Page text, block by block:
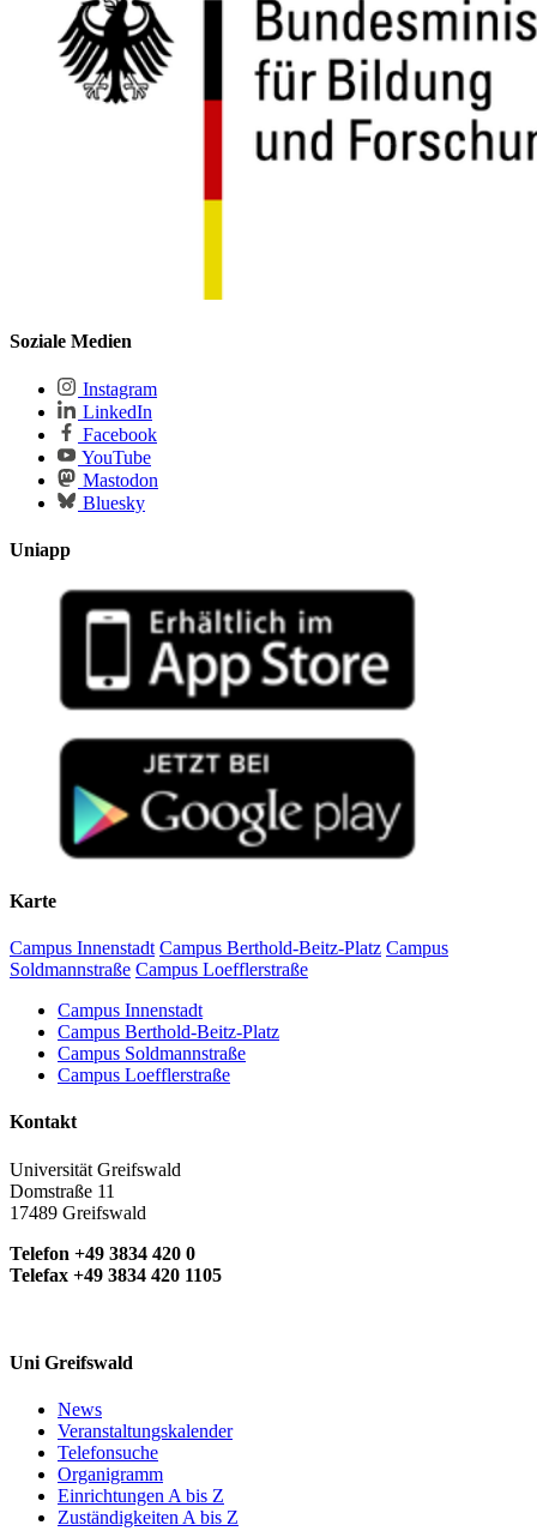
Soziale Medien
Instagram
LinkedIn
Facebook
YouTube
Mastodon
Bluesky
Uniapp
Karte
Campus Innenstadt Campus Berthold-Beitz-Platz Campus
Soldmannstraße Campus Loefflerstraße
Campus Innenstadt
Campus Berthold-Beitz-Platz
Campus Soldmannstraße
Campus Loefflerstraße
Kontakt
Universität Greifswald
Domstraße 11
17489 Greifswald
Telefon +49 3834 420 0
Telefax +49 3834 420 1105
Uni Greifswald
News
Veranstaltungskalender
Telefonsuche
Organigramm
Einrichtungen A bis Z
Zuständigkeiten A bis Z